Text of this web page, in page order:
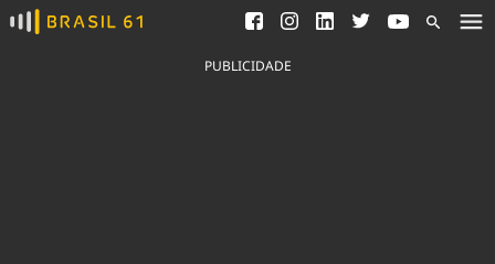
Ver todas as notícias
Saneamento
Indicadores
PUBLICIDADE